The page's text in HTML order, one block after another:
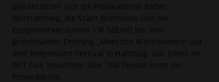
präsentierten sich die Popakademie Baden-
Württemberg, die Stadt Mannheim und der
Equipmentversicherer I’M SOUND bei dem
gemeinsamen Empfang „Meet the Mannheimers“ auf
dem Reeperbahn Festival in Hamburg. Das Event im
DOT Club besuchten über 300 Freund:innen der
Popakademie.